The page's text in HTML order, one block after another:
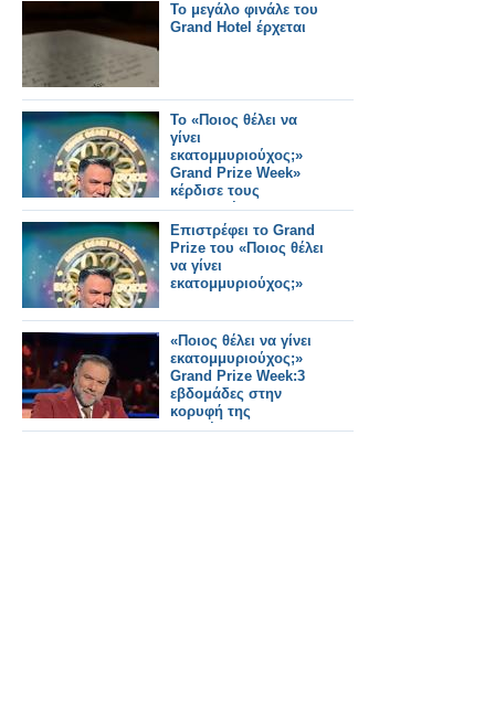
Το μεγάλο φινάλε του
Grand Hotel έρχεται
Το «Ποιος θέλει να
γίνει
εκατομμυριούχος;»
Grand Prize Week»
κέρδισε τους
τηλεθεατές...
Επιστρέφει το Grand
Prize του «Ποιος θέλει
να γίνει
εκατομμυριούχος;»
«Ποιος θέλει να γίνει
εκατομμυριούχος;»
Grand Prize Week:3
εβδομάδες στην
κορυφή της
τηλεθέασης